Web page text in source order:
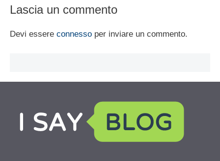
Lascia un commento
Devi essere connesso per inviare un commento.